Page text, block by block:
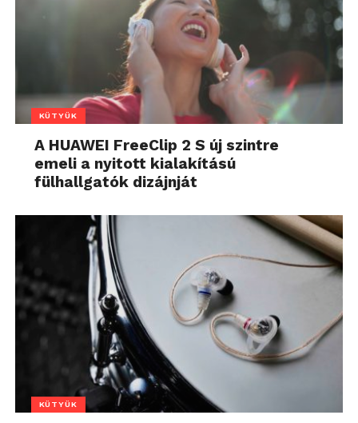
KÜTYÜK
A HUAWEI FreeClip 2 S új szintre
emeli a nyitott kialakítású
fülhallgatók dizájnját
KÜTYÜK